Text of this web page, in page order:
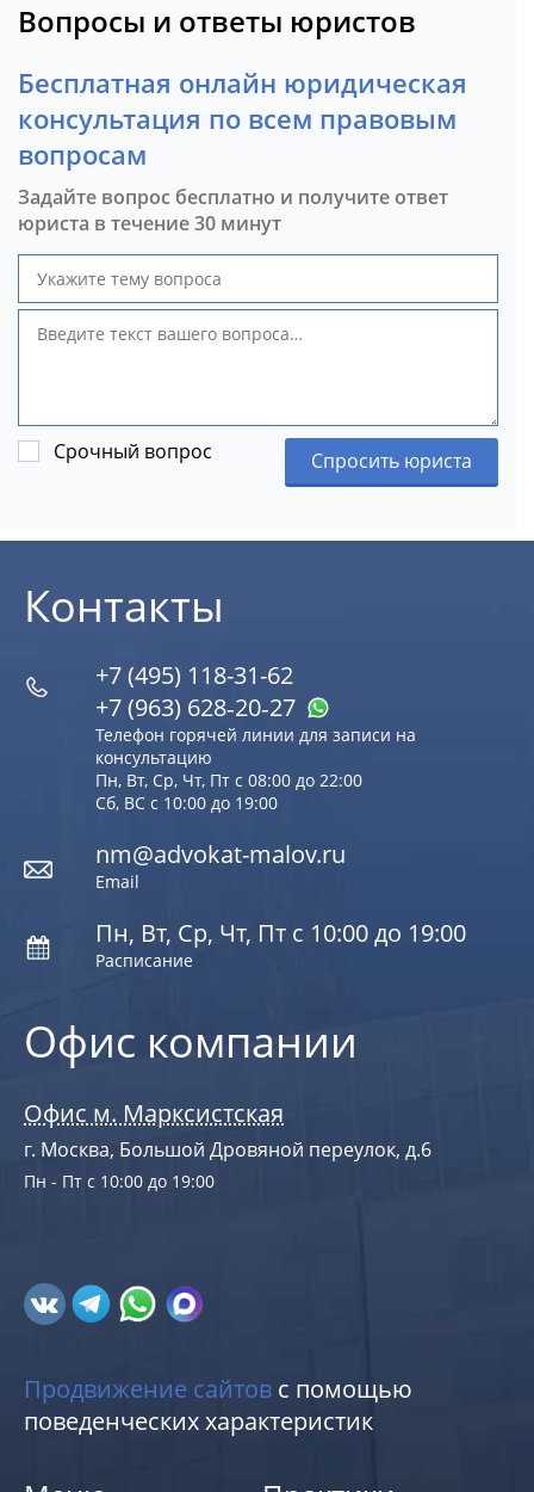
Вопросы и ответы юристов
Бесплатная онлайн юридическая
консультация по всем правовым
вопросам
Задайте вопрос бесплатно и получите ответ
юриста в течение 30 минут
Срочный вопрос Спросить юриста
Офис компании
Офис м. Марксистская
г. Москва, Большой Дровяной переулок, д.6
Пн - Пт с 10:00 до 19:00
Контакты
+7 (495) 118-31-62
+7 (963) 628‑20‑27
Телефон горячей линии для записи на
консультацию
Пн, Вт, Ср, Чт, Пт с 08:00 до 22:00
Сб, ВС с 10:00 до 19:00
nm@advokat-malov.ru
Email
Пн, Вт, Ср, Чт, Пт с 10:00 до 19:00
Расписание
Продвижение сайтов с помощью
поведенческих характеристик